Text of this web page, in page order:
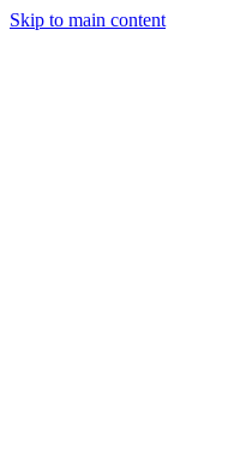
Skip to main content